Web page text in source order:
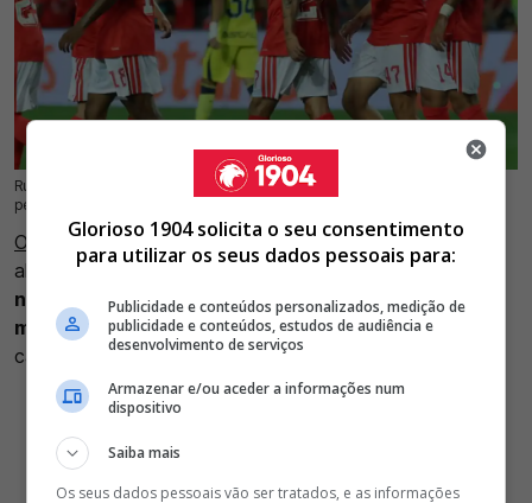
Rui Costa não quer saber de conversa e não baixa das fasquia dos 20M
pedidos ao Trabzonspor para vender o extremo Gianluca Prestianni
19 Jul 2026 | 13:24 |
O futuro de Gianluca Prestiannino Benfica continua em
aberto. Apesar do forte interesse do Trabzonspor,as
negociações entre os dois clubes atravessam um
momento delicadoe o negócio corre mesmo o risco de
cair por terra.
Glorioso 1904 solicita o seu consentimento
para utilizar os seus dados pessoais para:
Publicidade e conteúdos personalizados, medição de
publicidade e conteúdos, estudos de audiência e
desenvolvimento de serviços
Armazenar e/ou aceder a informações num
dispositivo
Saiba mais
Os seus dados pessoais vão ser tratados, e as informações